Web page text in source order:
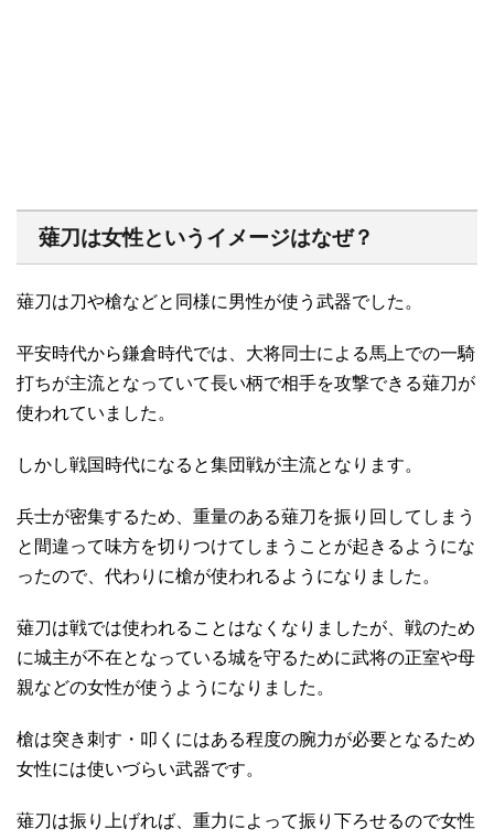
薙刀は女性というイメージはなぜ？
薙刀は刀や槍などと同様に男性が使う武器でした。
平安時代から鎌倉時代では、大将同士による馬上での一騎
打ちが主流となっていて長い柄で相手を攻撃できる薙刀が
使われていました。
しかし戦国時代になると集団戦が主流となります。
兵士が密集するため、重量のある薙刀を振り回してしまう
と間違って味方を切りつけてしまうことが起きるようにな
ったので、代わりに槍が使われるようになりました。
薙刀は戦では使われることはなくなりましたが、戦のため
に城主が不在となっている城を守るために武将の正室や母
親などの女性が使うようになりました。
槍は突き刺す・叩くにはある程度の腕力が必要となるため
女性には使いづらい武器です。
薙刀は振り上げれば、重力によって振り下ろせるので女性